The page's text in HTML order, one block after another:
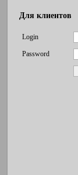
Для клиентов
Login
Password